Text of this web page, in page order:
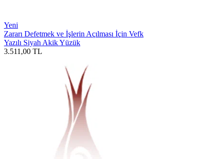
Yeni
Zararı Defetmek ve İşlerin Açılması İçin Vefk
Yazılı Siyah Akik Yüzük
3.511,00 TL